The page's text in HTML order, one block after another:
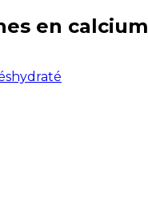
en calcium